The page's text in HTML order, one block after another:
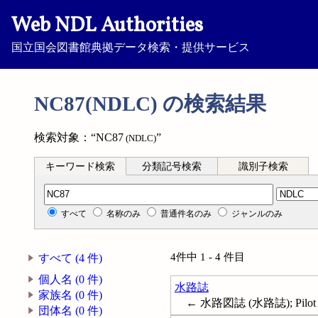
Web NDL Authorities
国立国会図書館典拠データ検索・提供サービス
NC87(NDLC) の検索結果
検索対象：“NC87 (NDLC)”
キーワード検索 分類記号検索 識別子検索
分類記号検索
すべて 名称のみ 普通件名のみ ジャンルのみ
すべて (4 件)
個人名 (0 件)
家族名 (0 件)
団体名 (0 件)
4件中 1 - 4 件目
水路誌
← 水路図誌 (水路誌); Pilot